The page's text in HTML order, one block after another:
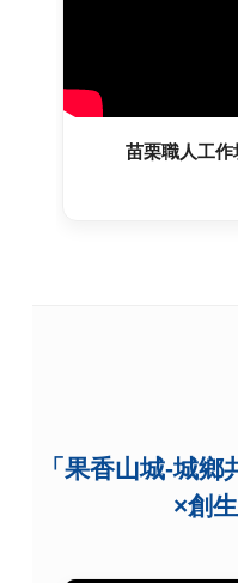
苗栗職人工
「果香山城-城
×創